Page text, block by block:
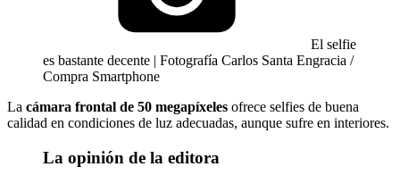
El selfie
es bastante decente | Fotografía Carlos Santa Engracia /
Compra Smartphone
La cámara frontal de 50 megapíxeles ofrece selfies de buena
calidad en condiciones de luz adecuadas, aunque sufre en interiores.
La opinión de la editora